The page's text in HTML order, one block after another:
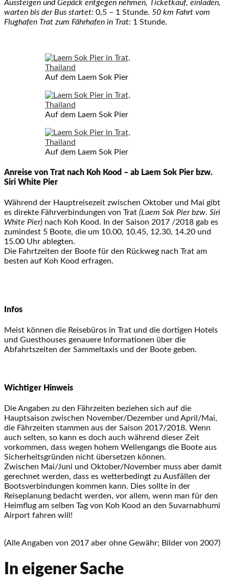
Aussteigen und Gepäck entgegen nehmen, Ticketkauf, einladen,
warten bis der Bus startet: 0,5 – 1 Stunde. 50 km Fahrt vom
Flughafen Trat zum Fährhafen in Trat: 1 Stunde.
Auf dem Laem Sok Pier
Auf dem Laem Sok Pier
Auf dem Laem Sok Pier
Anreise von Trat nach Koh Kood – ab Laem Sok Pier bzw.
Siri White Pier
Während der Hauptreisezeit zwischen Oktober und Mai gibt
es direkte Fährverbindungen von Trat (Laem Sok Pier bzw. Siri
White Pier) nach Koh Kood. In der Saison 2017 /2018 gab es
zumindest 5 Boote, die um 10.00, 10.45, 12.30, 14.20 und
15.00 Uhr ablegten.
Die Fahrtzeiten der Boote für den Rückweg nach Trat am
besten auf Koh Kood erfragen.
Infos
Meist können die Reisebüros in Trat und die dortigen Hotels
und Guesthouses genauere Informationen über die
Abfahrtszeiten der Sammeltaxis und der Boote geben.
Wichtiger Hinweis
Die Angaben zu den Fährzeiten beziehen sich auf die
Hauptsaison zwischen November/Dezember und April/Mai,
die Fährzeiten stammen aus der Saison 2017/2018. Wenn
auch selten, so kann es doch auch während dieser Zeit
vorkommen, dass wegen hohem Wellengangs die Boote aus
Sicherheitsgründen nicht übersetzen können.
Zwischen Mai/Juni und Oktober/November muss aber damit
gerechnet werden, dass es wetterbedingt zu Ausfällen der
Bootsverbindungen kommen kann. Dies sollte in der
Reiseplanung bedacht werden, vor allem, wenn man für den
Heimflug am selben Tag von Koh Kood an den Suvarnabhumi
Airport fahren will!
(Alle Angaben von 2017 aber ohne Gewähr; Bilder von 2007)
In eigener Sache